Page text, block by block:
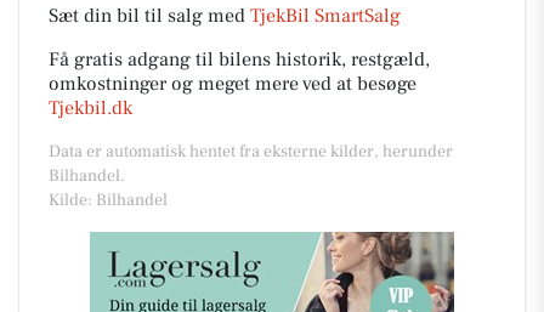
Sæt din bil til salg med TjekBil SmartSalg
Få gratis adgang til bilens historik, restgæld,
omkostninger og meget mere ved at besøge
Tjekbil.dk
Data er automatisk hentet fra eksterne kilder, herunder
Bilhandel.
Kilde: Bilhandel